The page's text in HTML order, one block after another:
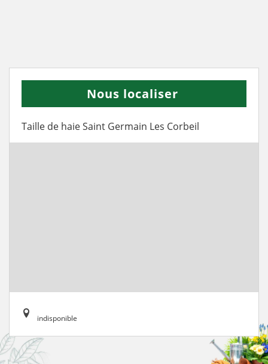
Nous localiser
Taille de haie Saint Germain Les Corbeil
indisponible